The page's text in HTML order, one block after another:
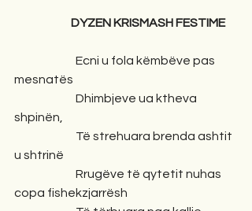
                        DYZEN KRISMASH FESTIME
mesnatës
shpinën,
u shtrinë
copa fishekzjarrësh